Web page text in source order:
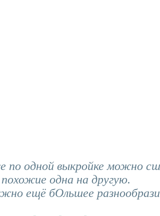
по одной выкройке можно
похожие одна на другую.
ещё бОльшее